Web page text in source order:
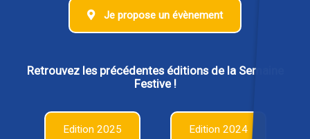
Je propose un évènement
Retrouvez les précédentes éditions de la Semaine
Festive !
Edition 2025 Edition 2024